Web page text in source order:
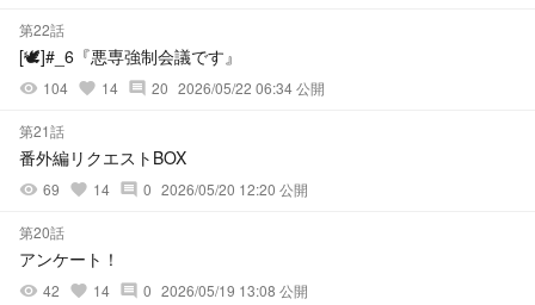
第22話
[🕊️]#_6『悪専強制会議です』
visibility 104 favorite 14 comment 20 2026/05/22 06:34 公開
第21話
番外編リクエストBOX
visibility 69 favorite 14 comment 0 2026/05/20 12:20 公開
第20話
アンケート！
visibility 42 favorite 14 comment 0 2026/05/19 13:08 公開